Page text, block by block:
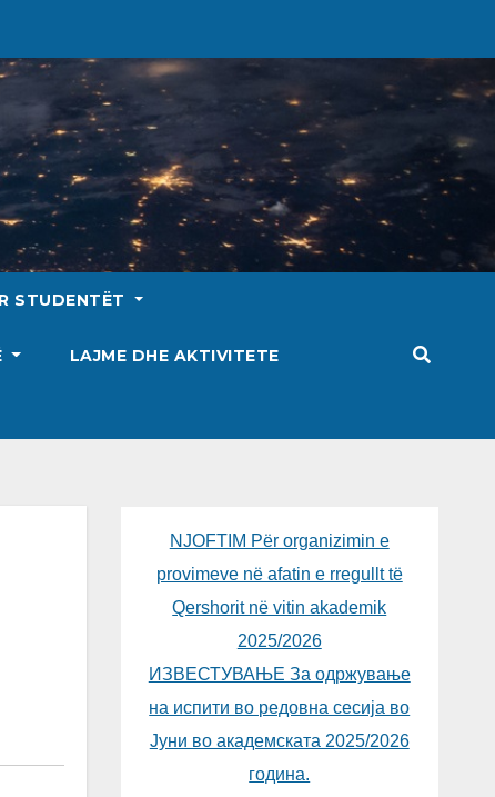
STUDENTËT
LAJME DHE AKTIVITETE
NJOFTIM Për organizimin e
provimeve në afatin e rregullt të
Qershorit në vitin akademik
2025/2026
ИЗВЕСТУВАЊЕ За одржување
на испити во редовна сесија во
Јуни во академската 2025/2026
година.